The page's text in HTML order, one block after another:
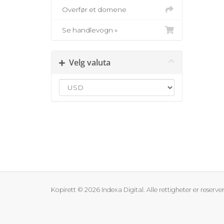
Overfør et domene
Se handlevogn »
Velg valuta
Kopirett © 2026 Indexa Digital. Alle rettigheter er